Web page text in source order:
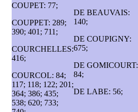
COUPET: 77;
COUPPET: 289;
390; 401; 711;
COURCHELLES:
416;
COURCOL: 84;
117; 118; 122; 201;
364; 386; 435;
538; 620; 733;
DE BEAUVAIS:
140;
DE COUPIGNY:
675;
DE GOMICOURT:
84;
DE LABE: 56;